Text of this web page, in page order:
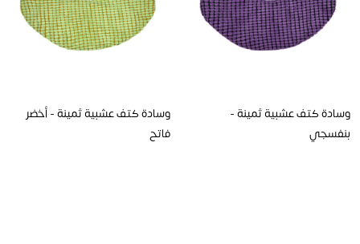
وسادة كتف عشبية ثمينة -
بنفسجي
وسادة كتف عشبية ثمينة - أخضر
فاتح